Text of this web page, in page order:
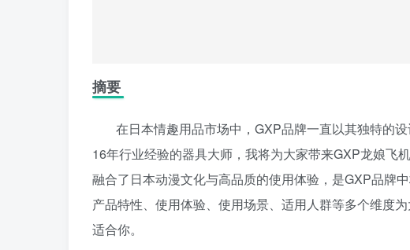
摘要
在日本情趣用品市场中，GXP品牌一直以其独特的
16年行业经验的器具大师，我将为大家带来GXP龙娘飞
融合了日本动漫文化与高品质的使用体验，是GXP品牌
产品特性、使用体验、使用场景、适用人群等多个维度
适合你。